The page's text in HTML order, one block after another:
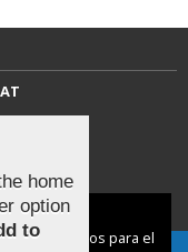
home
option
to
y de terceros para el